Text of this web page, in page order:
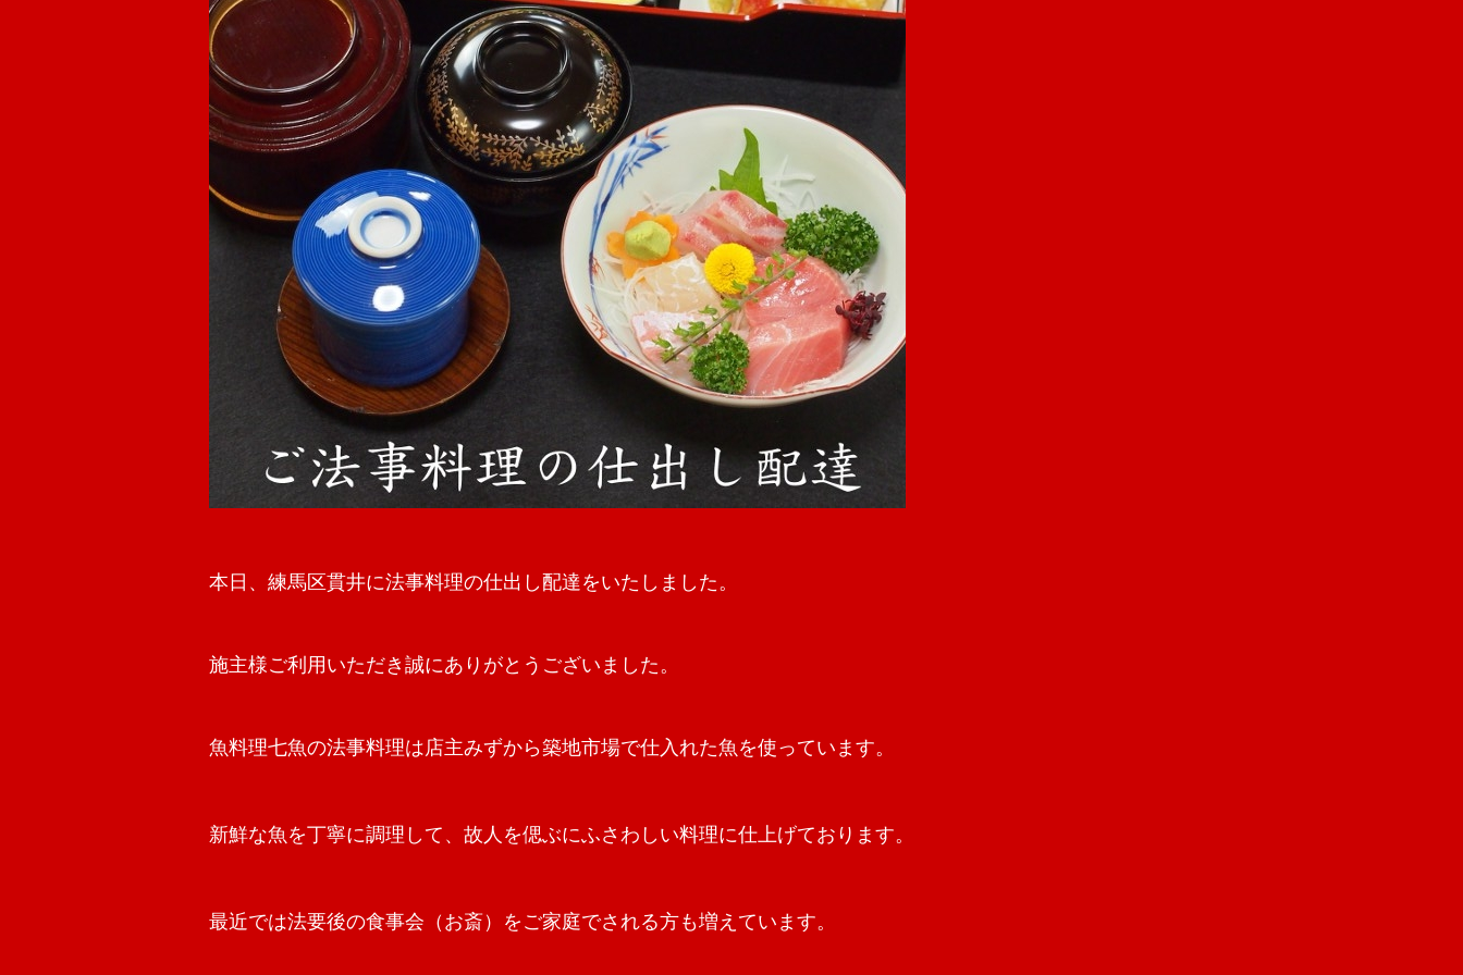
本日、練馬区貫井に法事料理の仕出し配達をいたしました。
施主様ご利用いただき誠にありがとうございました。
魚料理七魚の法事料理は店主みずから築地市場で仕入れた魚を使っています。
新鮮な魚を丁寧に調理して、故人を偲ぶにふさわしい料理に仕上げております。
最近では法要後の食事会（お斎）をご家庭でされる方も増えています。